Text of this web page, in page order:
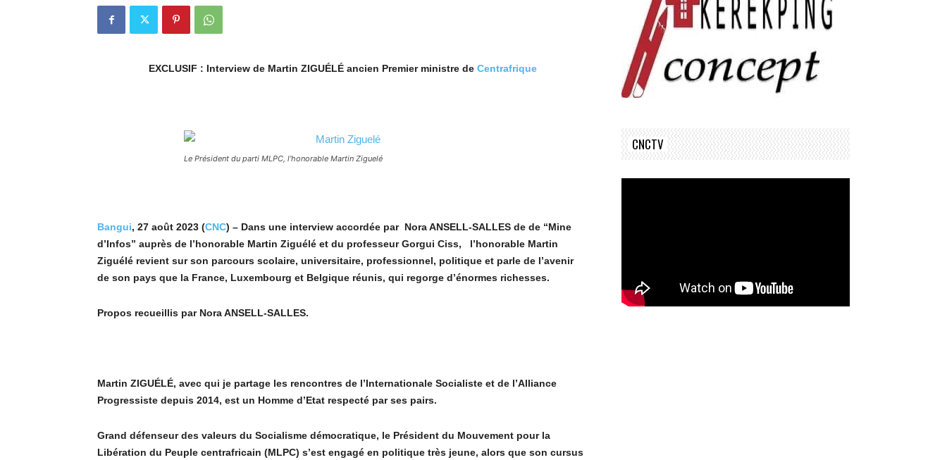
EXCLUSIF : Interview de Martin ZIGUÉLÉ ancien Premier ministre de Centrafrique
Le Président du parti MLPC, l’honorable Martin Ziguelé
Bangui, 27 août 2023 (CNC) – Dans une interview accordée par Nora ANSELL-SALLES de de “Mine
d’Infos” auprès de l’honorable Martin Ziguélé et du professeur Gorgui Ciss, l’honorable Martin
Ziguélé revient sur son parcours scolaire, universitaire, professionnel, politique et parle de l’avenir
de son pays que la France, Luxembourg et Belgique réunis, qui regorge d’énormes richesses.
Propos recueillis par Nora ANSELL-SALLES.
Martin ZIGUÉLÉ, avec qui je partage les rencontres de l’Internationale Socialiste et de l’Alliance
Progressiste depuis 2014, est un Homme d’Etat respecté par ses pairs.
Grand défenseur des valeurs du Socialisme démocratique, le Président du Mouvement pour la
Libération du Peuple centrafricain (MLPC) s’est engagé en politique très jeune, alors que son cursus
CNCTV